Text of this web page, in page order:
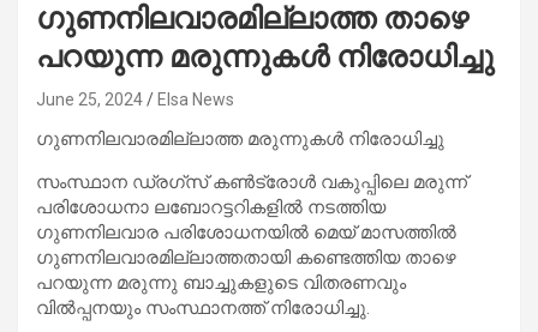
ഗുണനിലവാരമില്ലാത്ത താഴെ
പറയുന്ന മരുന്നുകൾ നിരോധിച്ചു
June 25, 2024 Elsa News
ഗുണനിലവാരമില്ലാത്ത മരുന്നുകൾ നിരോധിച്ചു
സംസ്ഥാന ഡ്രഗ്‌സ് കൺട്രോൾ വകുപ്പിലെ മരുന്ന്
പരിശോധനാ ലബോറട്ടറികളിൽ നടത്തിയ
ഗുണനിലവാര പരിശോധനയിൽ മെയ് മാസത്തിൽ
ഗുണനിലവാരമില്ലാത്തതായി കണ്ടെത്തിയ താഴെ
പറയുന്ന മരുന്നു ബാച്ചുകളുടെ വിതരണവും
വിൽപ്പനയും സംസ്ഥാനത്ത് നിരോധിച്ചു.